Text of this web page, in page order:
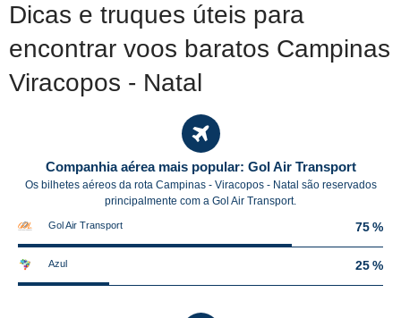
Dicas e truques úteis para
encontrar voos baratos Campinas
Viracopos - Natal
Companhia aérea mais popular: Gol Air Transport
Os bilhetes aéreos da rota Campinas - Viracopos - Natal são reservados
principalmente com a Gol Air Transport.
Gol Air Transport 75 %
Azul 25 %